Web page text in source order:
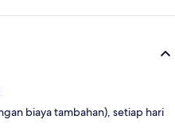
biaya tambahan), setiap hari